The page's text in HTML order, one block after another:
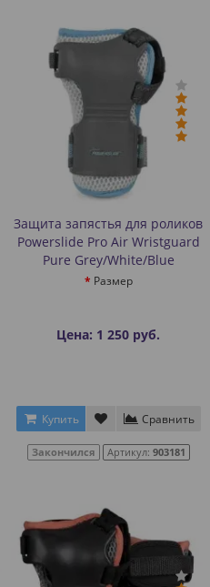
Защита запястья для роликов
Powerslide Pro Air Wristguard
Pure Grey/White/Blue
Размер
Цена: 1 250 руб.
Купить Сравнить
Закончился Артикул: 903181